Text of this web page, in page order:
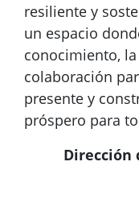
resiliente y
un espacio
conocimiento,
colaboración
presente y
próspero para
Dirección